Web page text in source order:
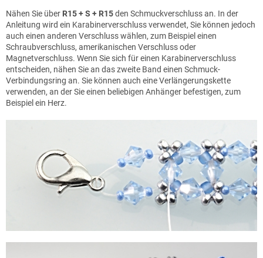
Nähen Sie über R15 + S + R15den Schmuckverschluss an. In der
Anleitung wird ein Karabinerverschluss verwendet, Sie können jedoch
auch einen anderen Verschluss wählen, zum Beispiel einen
Schraubverschluss, amerikanischen Verschluss oder
Magnetverschluss. Wenn Sie sich für einen Karabinerverschluss
entscheiden, nähen Sie an das zweite Band einen Schmuck-
Verbindungsring an. Sie können auch eine Verlängerungskette
verwenden, an der Sie einen beliebigen Anhänger befestigen, zum
Beispiel ein Herz.